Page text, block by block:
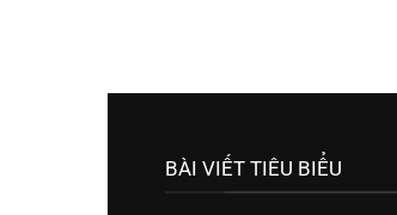
BÀI VIẾT TIÊU BIỂU